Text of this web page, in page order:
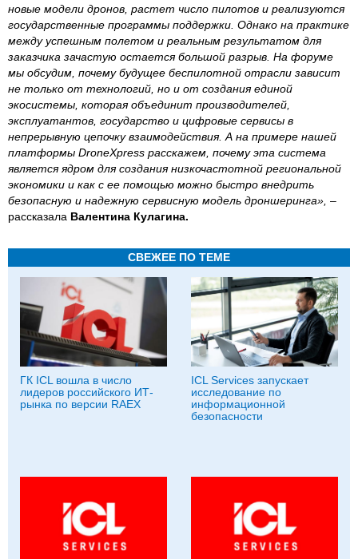
новые модели дронов, растет число пилотов и реализуются
государственные программы поддержки. Однако на практике
между успешным полетом и реальным результатом для
заказчика зачастую остается большой разрыв. На форуме
мы обсудим, почему будущее беспилотной отрасли зависит
не только от технологий, но и от создания единой
экосистемы, которая объединит производителей,
эксплуатантов, государство и цифровые сервисы в
непрерывную цепочку взаимодействия. А на примере нашей
платформы DroneXpress расскажем, почему эта система
является ядром для создания низкочастотной региональной
экономики и как с ее помощью можно быстро внедрить
безопасную и надежную сервисную модель дроншеринга», –
рассказала Валентина Кулагина.
СВЕЖЕЕ ПО ТЕМЕ
ГК ICL вошла в число
лидеров российского ИТ-
рынка по версии RAEX
ICL Services запускает
исследование по
информационной
безопасности